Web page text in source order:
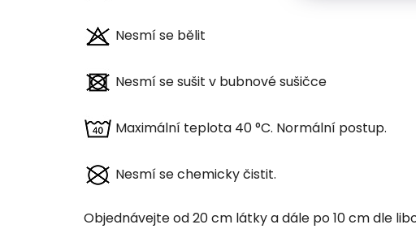
Nesmí se bělit
Nesmí se sušit v bubnové sušičce
Maximální teplota 40 °C. Normální postup.
Nesmí se chemicky čistit.
Objednávejte od 20 cm látky a dále po 10 cm dle